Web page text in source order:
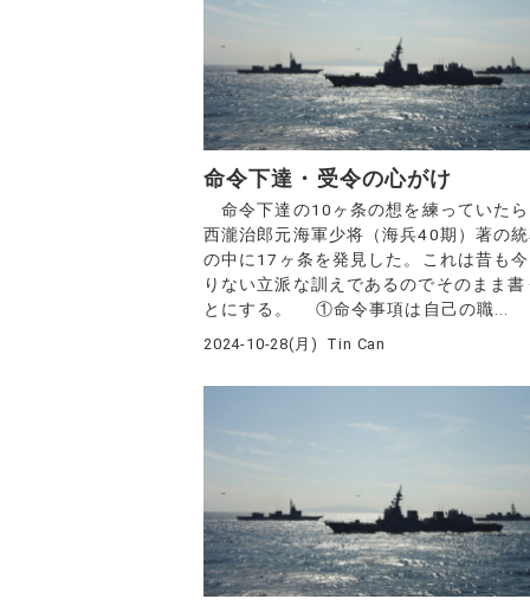
命令下達・受令の心がけ
命令下達の10ヶ条の想を練っていたら
西瀧治郎元海軍少将（海兵40期）著の
の中に17ヶ条を発見した。これは昔も
りない立派な訓えであるのでそのまま書
とにする。 ①命令事項は自己の職...
2024-10-28(月) Tin Can